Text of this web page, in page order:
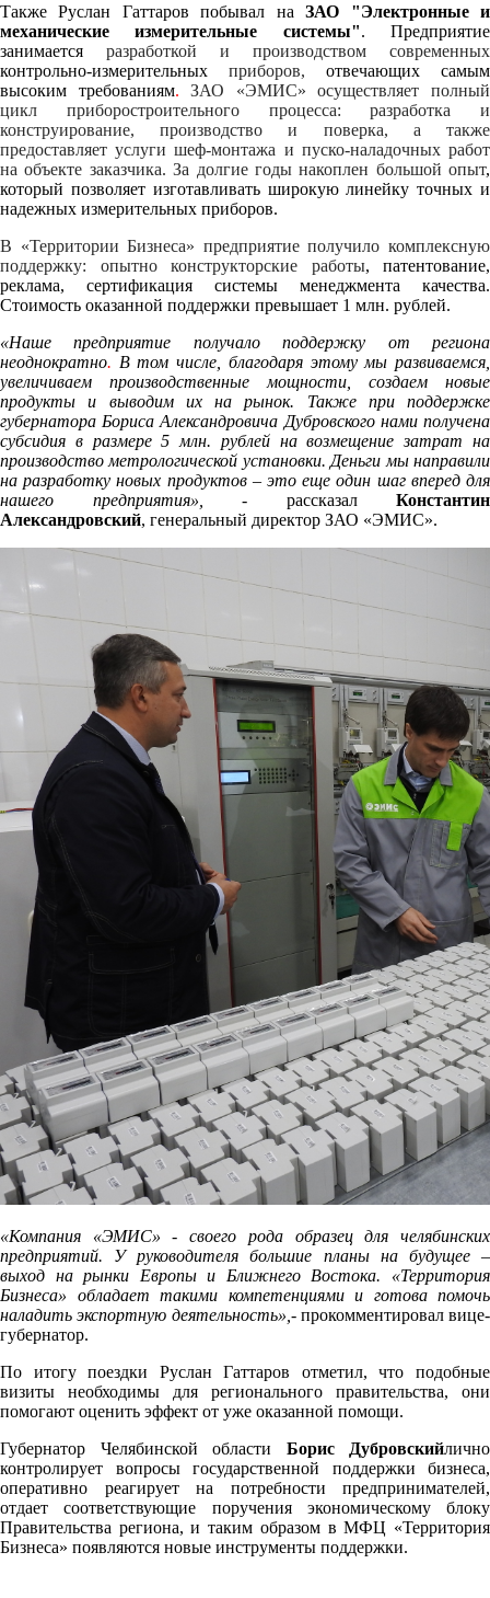
Также Руслан Гаттаров побывал наЗАО "Электронные и
механические измерительные системы". Предприятие
занимается разработкой и производством современных
контрольно-измерительных приборов, отвечающих самым
высоким требованиям.ЗАО «ЭМИС» осуществляет полный
цикл приборостроительного процесса: разработка и
конструирование, производство и поверка, а также
предоставляет услуги шеф-монтажа и пуско-наладочных работ
на объекте заказчика. За долгие годы накоплен большой опыт,
который позволяет изготавливать широкую линейку точных и
надежных измерительных приборов.
В «Территории Бизнеса» предприятие получило комплексную
поддержку: опытно конструкторские работы, патентование,
реклама, сертификация системы менеджмента качества.
Стоимость оказанной поддержки превышает 1 млн. рублей.
«Наше предприятие получало поддержку от региона
неоднократно. В том числе, благодаря этому мы развиваемся,
увеличиваем производственные мощности, создаем новые
продукты и выводим
их на рынок. Также при поддержке
губернатора Бориса Александровича Дубровского нами получена
субсидия в размере 5 млн. рублей на возмещение затрат на
производство метрологической установки. Деньги мы направили
на разработку новых продуктов – это еще один шаг вперед для
нашего предприятия»,
- рассказал Константин
Александровский, генеральный директор ЗАО «ЭМИС».
«Компания «ЭМИС» - своего рода образец для челябинских
предприятий. У руководителя большие планы на будущее –
выход на рынки Европы и Ближнего Востока. «Территория
Бизнеса» обладает такими компетенциями и готова помочь
наладить экспортную деятельность», - прокомментировал вице-
губернатор.
По итогу поездки Руслан Гаттаров отметил, что подобные
визиты необходимы для регионального правительства, они
помогают оценить эффект от уже оказанной помощи.
Губернатор Челябинской области Борис Дубровскийлично
контролирует вопросы государственной поддержки бизнеса,
оперативно реагирует на потребности предпринимателей,
отдает соответствующие поручения экономическому блоку
Правительства региона, и таким образом в МФЦ «Территория
Бизнеса» появляются новые инструменты поддержки.